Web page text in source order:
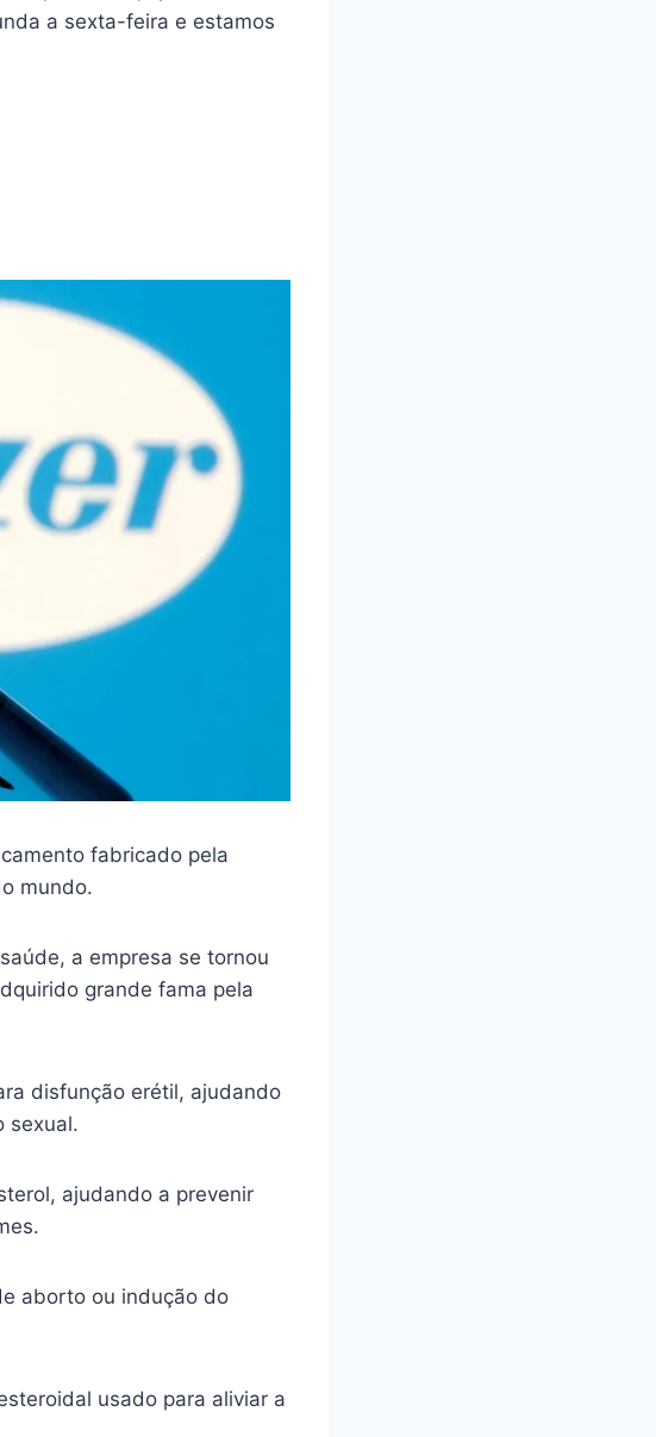
a sexta-feira e estamos
fabricado pela
mundo.
a empresa se tornou
grande fama pela
disfunção erétil, ajudando
sexual.
ajudando a prevenir
aborto ou indução do
usado para aliviar a